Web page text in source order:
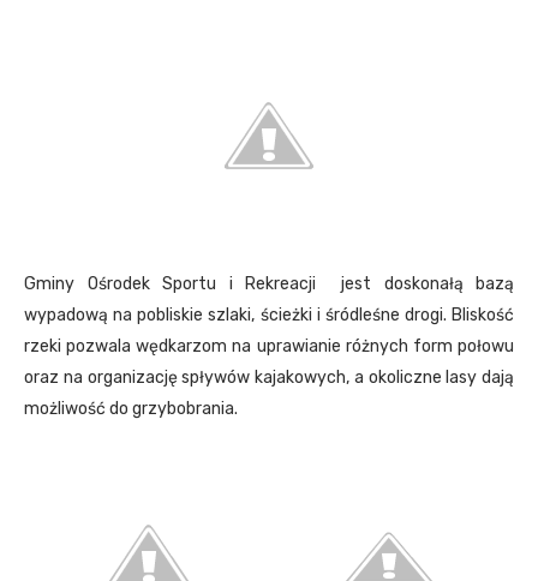
Gminy Ośrodek Sportu i Rekreacji jest doskonałą bazą
wypadową na pobliskie szlaki, ścieżki i śródleśne drogi. Bliskość
rzeki pozwala wędkarzom na uprawianie różnych form połowu
oraz na organizację spływów kajakowych, a okoliczne lasy dają
możliwość do grzybobrania.